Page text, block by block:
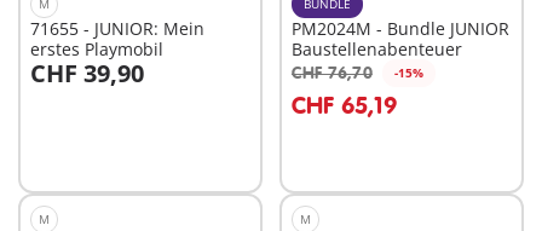
M
71655 - JUNIOR: Mein
erstes Playmobil
CHF 39,90
In den Warenkorb
BUNDLE
PM2024M - Bundle JUNIOR
Baustellenabenteuer
CHF 76,70 -15%
CHF 65,19
In den Warenkorb
M M